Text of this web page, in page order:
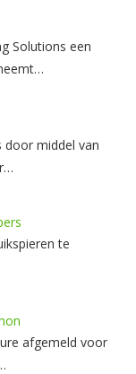
Solutions een
middel van
te
afgemeld voor